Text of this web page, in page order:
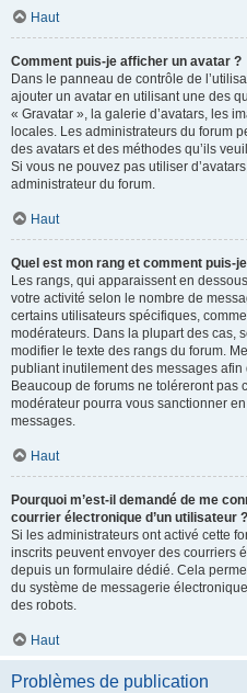
Haut
Comment puis-je afficher un avatar ?
Dans le panneau de contrôle de
ajouter un avatar en utilisant une des
« Gravatar », la galerie d’avatars, les
locales. Les administrateurs du forum
des avatars et des méthodes qu’ils
Si vous ne pouvez pas utiliser
administrateur du forum.
Haut
Quel est mon rang et comment puis-
Les rangs, qui apparaissent en
votre activité selon le nombre de
certains utilisateurs spécifiques,
modérateurs. Dans la plupart des cas,
modifier le texte des rangs du forum.
publiant inutilement des messages afin
Beaucoup de forums ne toléreront pas
modérateur pourra vous sanctionner
messages.
Haut
Pourquoi m’est-il demandé de me
courrier électronique d’un utilisateur ?
Si les administrateurs ont activé cette
inscrits peuvent envoyer des courriers
depuis un formulaire dédié. Cela
du système de messagerie
des robots.
Haut
Problèmes de publication